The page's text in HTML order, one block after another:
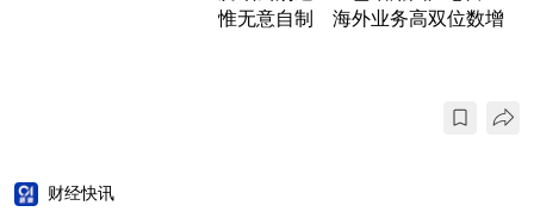
惟无意自制 海外业务高双位数增
财经快讯